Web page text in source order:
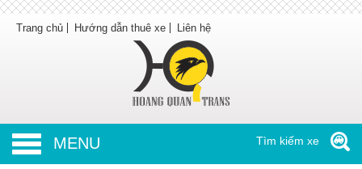
Trang chủ Hướng dẫn thuê xe Liên hệ
MENU Tìm kiếm xe